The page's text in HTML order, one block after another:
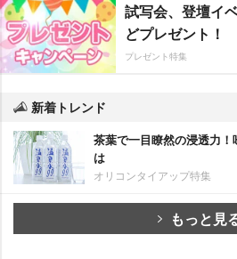
試写会、登壇イ
どプレゼント！
プレゼント特集
新着トレンド
茶葉で一目瞭然の浸透力
は
オリコンタイアップ特集
もっと見